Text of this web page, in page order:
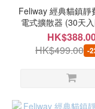
Feliway 經典貓鎮靜
電式擴散器 (30天
HK$499.00 -